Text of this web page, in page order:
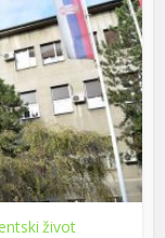
život